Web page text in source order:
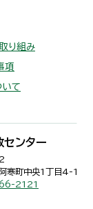
り組み
項
いて
センター
寒町中央1丁目4-1
2121